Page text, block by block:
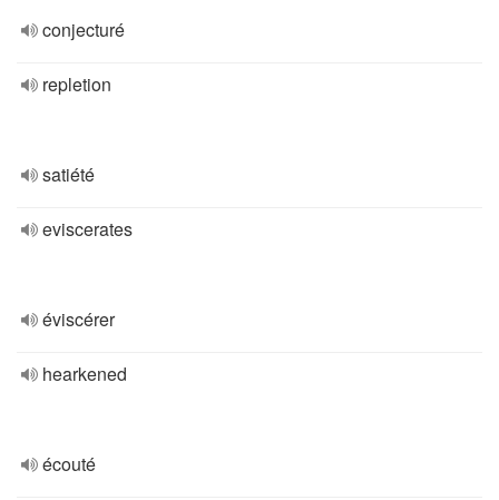
conjecturé
repletion
satiété
eviscerates
éviscérer
hearkened
écouté